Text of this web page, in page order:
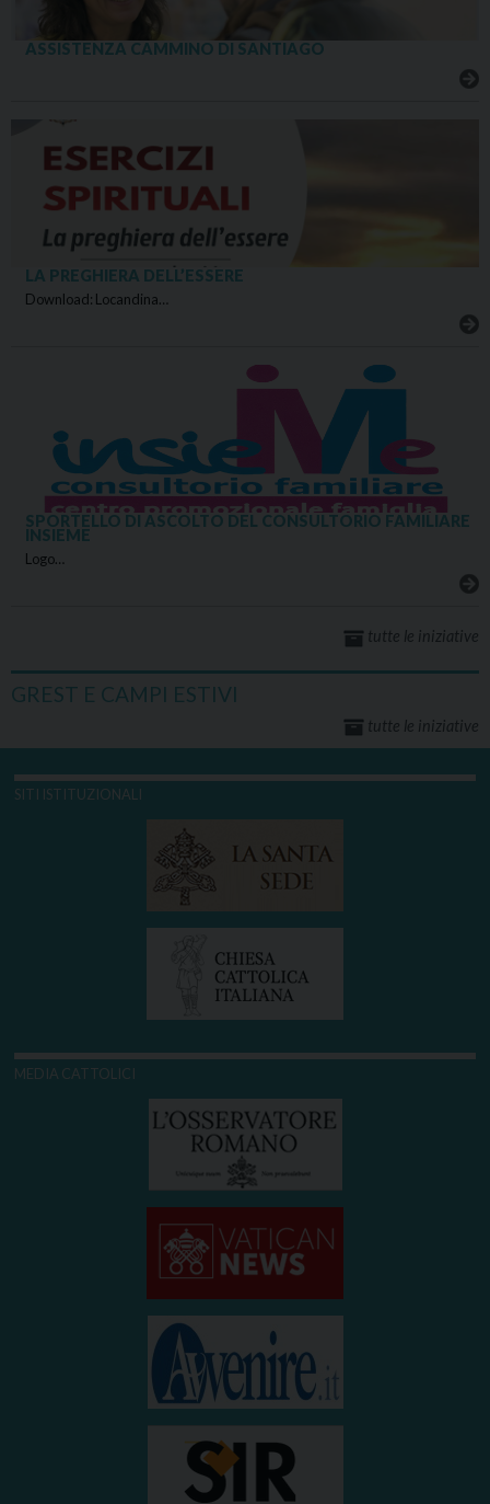
ASSISTENZA CAMMINO DI SANTIAGO
LA PREGHIERA DELL’ESSERE
Download: Locandina…
SPORTELLO DI ASCOLTO DEL CONSULTORIO FAMILIARE
INSIEME
Logo…
tutte le iniziative
GREST E CAMPI ESTIVI
tutte le iniziative
SITI ISTITUZIONALI
MEDIA CATTOLICI